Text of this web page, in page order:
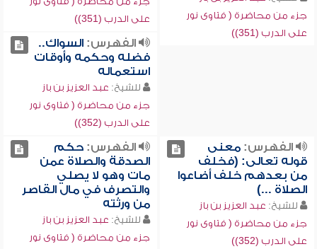
جزء من محاضرة ( فتاوى نور
على الدرب (351))
على الدرب (351))
الفهرس:السواك..
فضله وحكمه وأوقات
استعماله
للشيخ: عبد العزيز بن باز
جزء من محاضرة ( فتاوى نور
على الدرب (352))
الفهرس:معنى
قوله تعالى: (فخلف
من بعدهم خلف أضاعوا
الصلاة ...)
للشيخ: عبد العزيز بن باز
جزء من محاضرة ( فتاوى نور
على الدرب (352))
الفهرس:حكم
الصدقة والصلاة عمن
مات وهو لا يصلي
والتصرف في مال القاصر
من ورثته
للشيخ: عبد العزيز بن باز
جزء من محاضرة ( فتاوى نور